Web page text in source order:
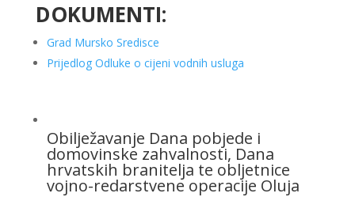
DOKUMENTI:
Grad Mursko Sredisce
Prijedlog Odluke o cijeni vodnih usluga
Obilježavanje Dana pobjede i
domovinske zahvalnosti, Dana
hrvatskih branitelja te obljetnice
vojno-redarstvene operacije Oluja